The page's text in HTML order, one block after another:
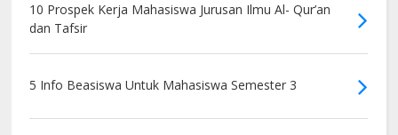
10 Prospek Kerja Mahasiswa Jurusan Ilmu Al- Qur’an
dan Tafsir
5 Info Beasiswa Untuk Mahasiswa Semester 3